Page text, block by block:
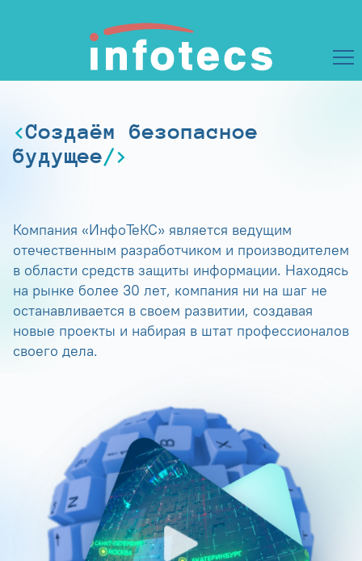
Создаём безопасное
будущее
Компания «ИнфоТеКС» является ведущим
отечественным разработчиком и производителем
в области средств защиты информации. Находясь
на рынке более 30 лет, компания ни на шаг не
останавливается в своем развитии, создавая
новые проекты и набирая в штат профессионалов
своего дела.